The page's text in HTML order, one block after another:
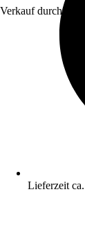
Verkauf durch:
Lieferzeit